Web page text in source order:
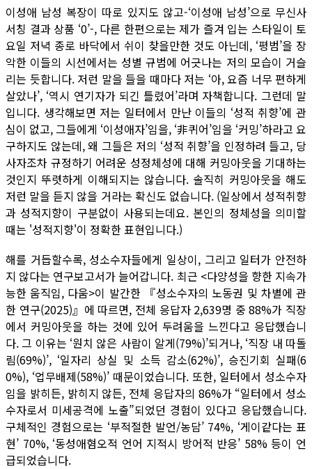
이성애 남성 복장이 따로 있지도 않고-‘이성애 남성’으로 무신사
서칭 결과 상품 ‘0’-, 다른 한편으로는 제가 즐겨 입는 스타일이 토
요일 저녁 종로 바닥에서 쉬이 찾을만한 것도 아닌데, ‘평범’을 장
악한 이들의 시선에서는 성별 규범에 어긋나는 저의 모습이 거슬
리는 듯합니다. 저런 말을 들을 때마다 저는 ‘아, 요즘 너무 편하게
살았나’, ‘역시 연기자가 되긴 틀렸어’라며 자책합니다. 그런데 말
입니다. 생각해보면 저는 일터에서 만난 이들의 ‘성적 취향’에 관
심이 없고, 그들에게 ‘이성애자’임을, ‘非퀴어’임을 ‘커밍’하라고 요
구하지도 않는데, 왜 그들은 저의 ‘성적 취향’을 인정하려 들고, 당
사자조차 규정하기 어려운 성정체성에 대해 커밍아웃을 기대하는
것인지 뚜렷하게 이해되지는 않습니다. 솔직히 커밍아웃을 해도
저런 말을 듣지 않을 거라는 확신도 없습니다. (일상에서 성적취향
과 성적지향이 구분없이 사용되는데요. 본인의 정체성을 의미할
때는 '성적지향'이 정확한 표현입니다.)
해를 거듭할수록, 성소수자들에게 일상이, 그리고 일터가 안전하
지 않다는 연구보고서가 늘어갑니다. 최근 <다양성을 향한 지속가
능한 움직임, 다움>이 발간한 『성소수자의 노동권 및 차별에 관
한 연구(2025)』에 따르면, 전체 응답자 2,639명 중 88%가 직장
에서 커밍아웃을 하는 것에 있어 두려움을 느낀다고 응답했습니
다. 그 이유는 ‘원치 않은 사람이 알게(79%)’되거나, ‘직장 내 따돌
림(69%)’, ‘일자리 상실 및 소득 감소(62%)’, 승진기회 실패(6
0%), ‘업무배제(58%)’ 때문이었습니다. 또한, 일터에서 성소수자
임을 밝히든, 밝히지 않든, 전체 응답자의 86%가 “일터에서 성소
수자로서 미세공격에 노출”되었던 경험이 있다고 응답했습니다.
구체적인 경험으로는 ‘부적절한 발언/농담’ 74%, ‘게이같다는 표
현’ 70%, ‘동성애혐오적 언어 지적시 방어적 반응’ 58% 등이 언
급되었습니다.